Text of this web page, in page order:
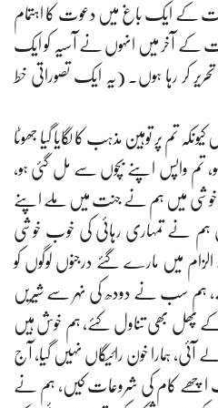
کے ایک باغ میں دعوت کا اہتمام
کے آخر میں انہوں نے آسیہ کو ایک
کر رہا ہوں۔ (یہ ایک تصوراتی خط
تم پر توہین مذہب کا لگایا گیا جھوٹا
تم واپس اپنے بچوں سے مل گئی ہو،
خوشی میں ہم نے جنت میں ملے اپنے
نے تمہاری رہائی کی خوب خوشی
میں مارے گئے درجنوں لوگوں کو
تھے، ہم سب نے دودھ کی نہر سے شیریں
کے پھل بھی تناول کئے، ہم خوش ہیں
آئی، ہمارا خون رائیگاں نہیں گیا، آج
اچھے کام کی شروعات کیں، ہم نے